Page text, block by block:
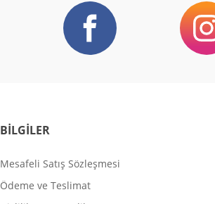
BİLGİLER
Mesafeli Satış Sözleşmesi
Ödeme ve Teslimat